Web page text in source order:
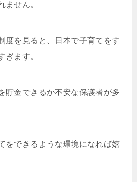
ません。
度を見ると、日本で子育てをす
ぎます。
貯金できるか不安な保護者が多
をできるような環境になれば嬉